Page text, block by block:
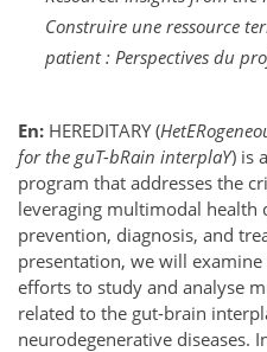
Construire une ressource
patient : Perspectives du
En: HEREDITARY (
for the guT-bRain interplaY) is
program that addresses the
leveraging multimodal health
prevention, diagnosis, and
presentation, we will examine
efforts to study and analyse
related to the gut-brain
neurodegenerative diseases.